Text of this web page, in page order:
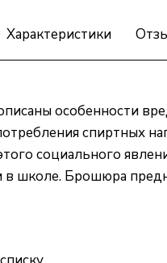
Характеристики
особенности
спиртных
социального
в школе. Брошюра